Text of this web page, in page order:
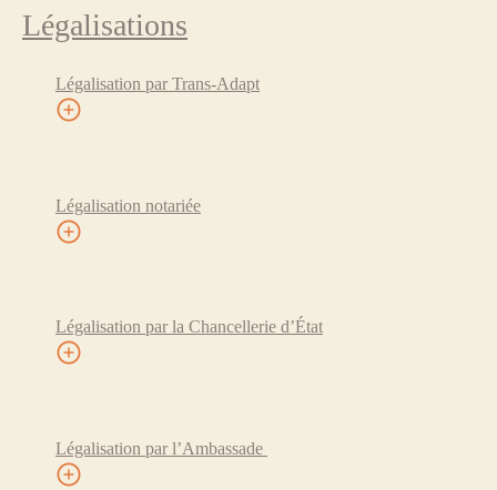
Légalisations
Légalisation par Trans-Adapt
Légalisation notariée
Légalisation par la Chancellerie d’État
Légalisation par l’Ambassade